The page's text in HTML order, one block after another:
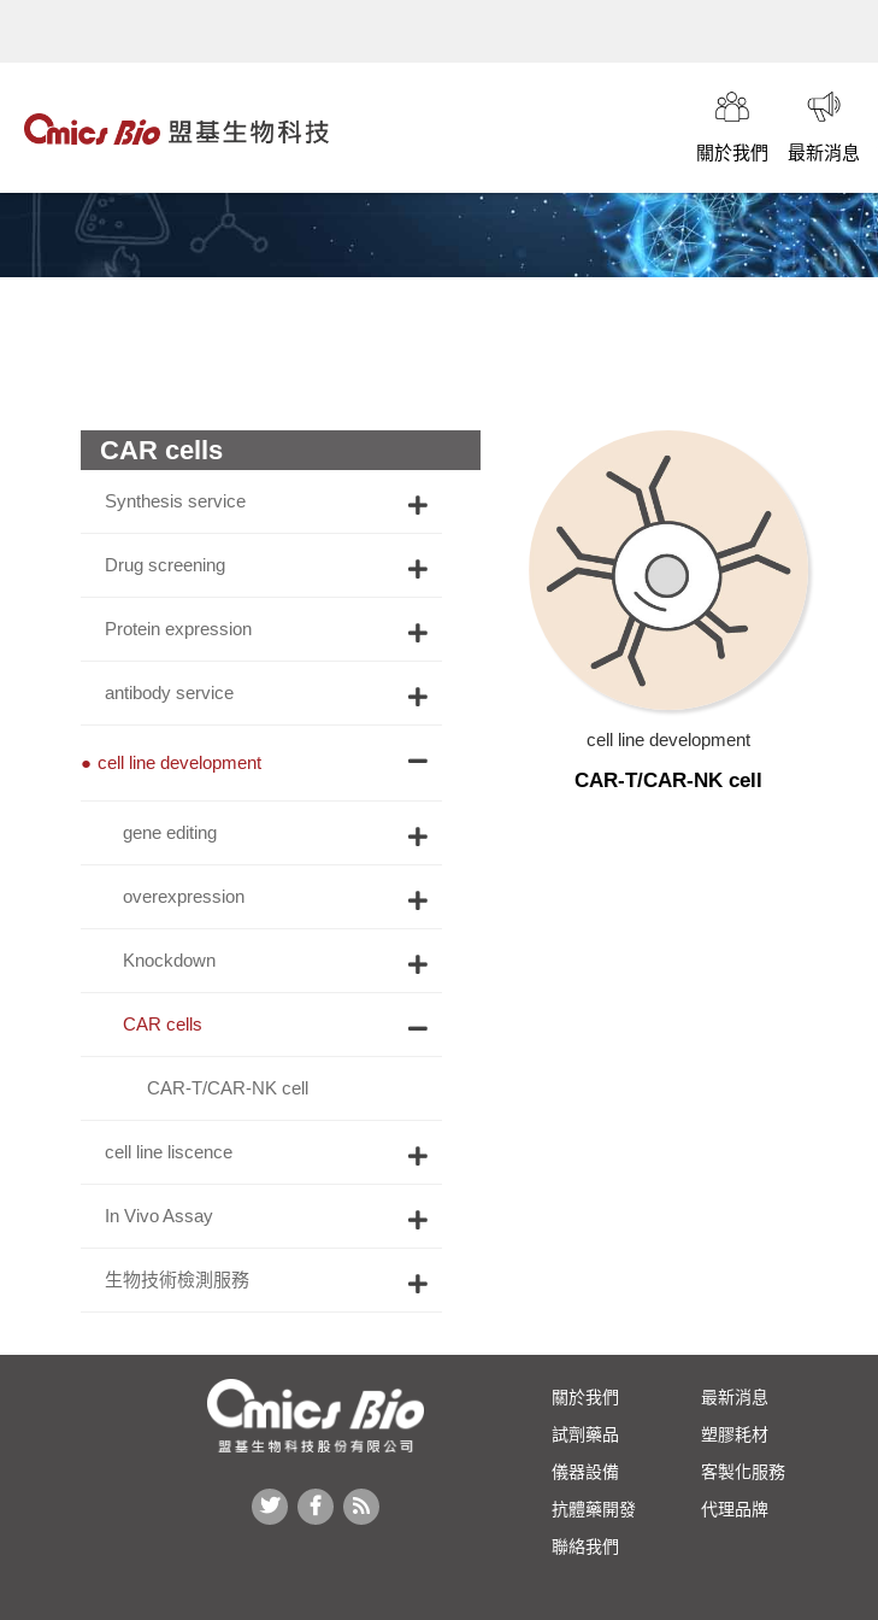
關於我們 最新消息
CAR cells
Synthesis service
Drug screening
Protein expression
antibody service
cell line development
gene editing
overexpression
Knockdown
CAR cells
CAR-T/CAR-NK cell
cell line liscence
In Vivo Assay
生物技術檢測服務
cell line development
CAR-T/CAR-NK cell
關於我們
最新消息
試劑藥品
塑膠耗材
儀器設備
客製化服務
抗體藥開發
代理品牌
聯絡我們